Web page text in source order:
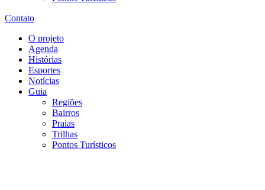
Contato
O projeto
Agenda
Histórias
Esportes
Notícias
Guia
Regiões
Bairros
Praias
Trilhas
Pontos Turísticos